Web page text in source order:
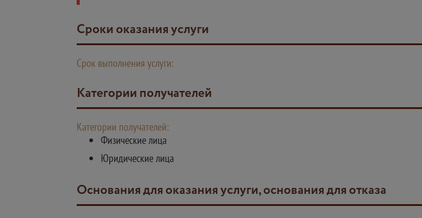
Сроки оказания услуги
Срок выполнения услуги:
Категории получателей
Категории получателей:
Физические лица
Юридические лица
Основания для оказания услуги, основания для отказа